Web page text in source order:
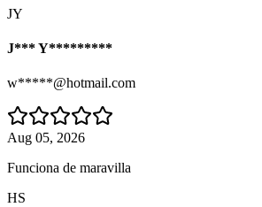
JY
J*** Y*********
w*****@hotmail.com
Aug 05, 2026
Funciona de maravilla
HS